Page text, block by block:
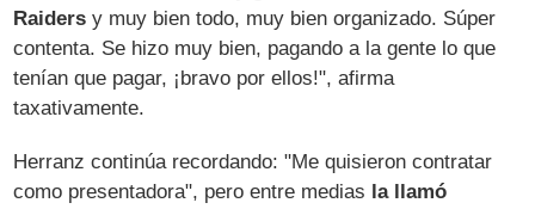
Raidersy muy bien todo, muy bien organizado. Súper
contenta. Se hizo muy bien, pagando a la gente lo que
tenían que pagar, ¡bravo por ellos!", afirma
taxativamente.
Herranz continúa recordando: "Me quisieron contratar
como presentadora", pero entre medias la llamó